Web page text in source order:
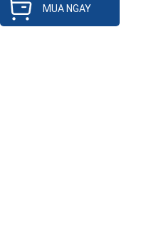
MUA NGAY